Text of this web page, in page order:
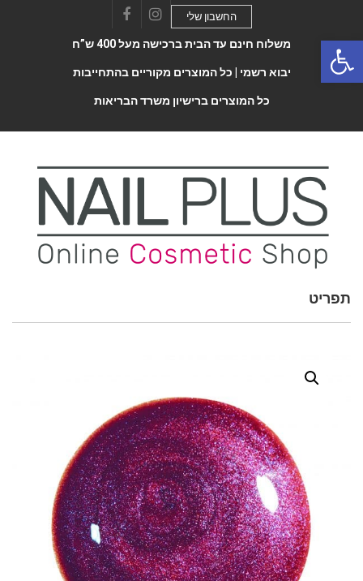
FacebookInstagram
החשבון שלי
משלוח חינם עד הבית ברכישה מעל 400 ש”ח
יבוא רשמי | כל המוצרים מקוריים בהתחייבות
כל המוצרים ברישיון משרד הבריאות
Toggle
תפריט